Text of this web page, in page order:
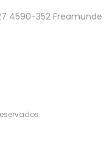
4590-352 Freamunde